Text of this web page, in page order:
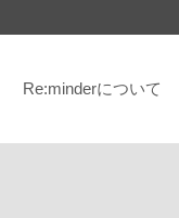
Re:minderについて